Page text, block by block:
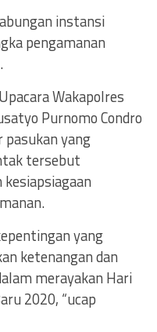
instansi
pengamanan
Wakapolres
Purnomo Condro
pasukan yang
tersebut
yang
ketenangan dan
merayakan Hari
2020, “ucap